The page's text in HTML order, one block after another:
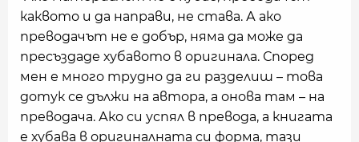
каквото и да направи, не става. А ако
преводачът не е добър, няма да може да
пресъздаде хубавото в оригинала. Според
мен е много трудно да ги разделиш – това
дотук се дължи на автора, а онова там – на
преводача. Ако си успял в превода, а книгата
е хубава в оригиналната си форма, тази